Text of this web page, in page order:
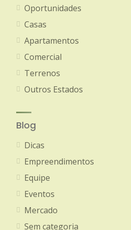
Oportunidades
Casas
Apartamentos
Comercial
Terrenos
Outros Estados
Blog
Dicas
Empreendimentos
Equipe
Eventos
Mercado
Sem categoria